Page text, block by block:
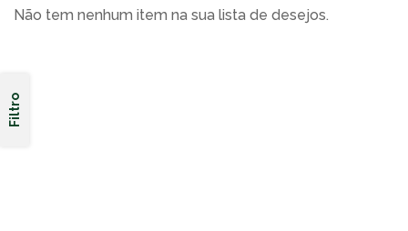
Filtro
Não tem nenhum item na sua lista de desejos.